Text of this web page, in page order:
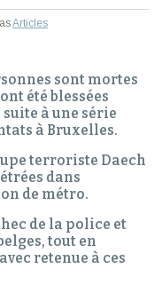
Articles
sont mortes
été blessées
à une série
à Bruxelles.
terroriste Daech
dans
de métro.
de la police et
tout en
retenue à ces